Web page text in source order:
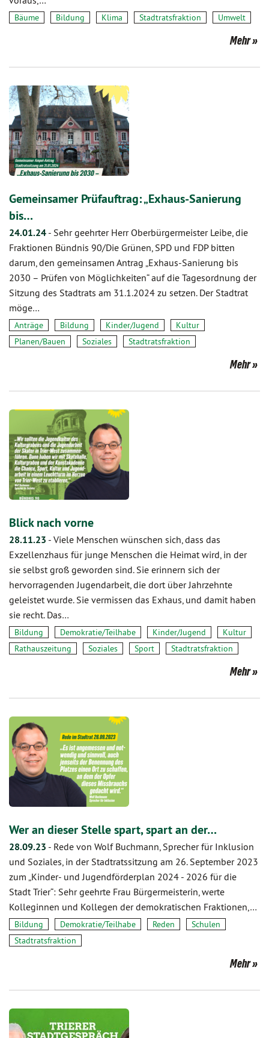
Bäume Bildung Klima Stadtratsfraktion Umwelt
Mehr
Gemeinsamer Prüfauftrag: „Exhaus-Sanierung
bis…
24.01.24 - Sehr geehrter Herr Oberbürgermeister Leibe, die
Fraktionen Bündnis 90/Die Grünen, SPD und FDP bitten
darum, den gemeinsamen Antrag „Exhaus-Sanierung bis
2030 – Prüfen von Möglichkeiten“ auf die Tagesordnung der
Sitzung des Stadtrats am 31.1.2024 zu setzen. Der Stadtrat
möge…
Anträge Bildung Kinder/Jugend
Kultur
Planen/Bauen
Soziales Stadtratsfraktion
Mehr
Blick nach vorne
28.11.23 - Viele Menschen wünschen sich, dass das
Exzellenzhaus für junge Menschen die Heimat wird, in der
sie selbst groß geworden sind. Sie erinnern sich der
hervorragenden Jugendarbeit, die dort über Jahrzehnte
geleistet wurde. Sie vermissen das Exhaus, und damit haben
sie recht. Das…
Bildung Demokratie/Teilhabe Kinder/Jugend
Kultur
Rathauszeitung
Soziales Sport Stadtratsfraktion
Mehr
Wer an dieser Stelle spart, spart an der…
28.09.23 - Rede von Wolf Buchmann, Sprecher für Inklusion
und Soziales, in der Stadtratssitzung am 26. September 2023
zum „Kinder- und Jugendförderplan 2024 - 2026 für die
Stadt Trier“: Sehr geehrte Frau Bürgermeisterin, werte
Kolleginnen und Kollegen der demokratischen Fraktionen,…
Bildung Demokratie/Teilhabe Reden
Schulen
Stadtratsfraktion
Mehr